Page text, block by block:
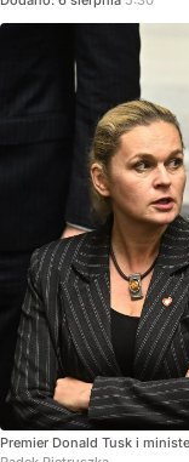
Premier Donald Tusk i